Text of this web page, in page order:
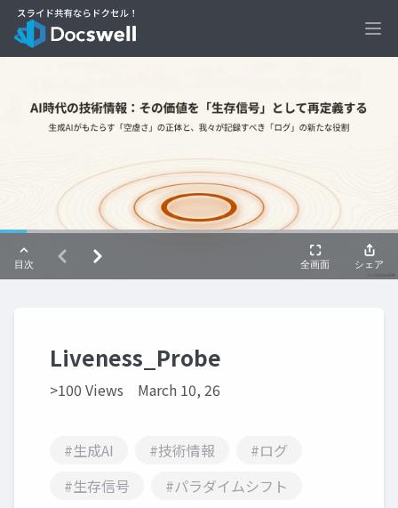
Liveness_Probe
>100 Views March 10, 26
#生成AI #技術情報
#ログ
#生存信号
#パラダイムシフト